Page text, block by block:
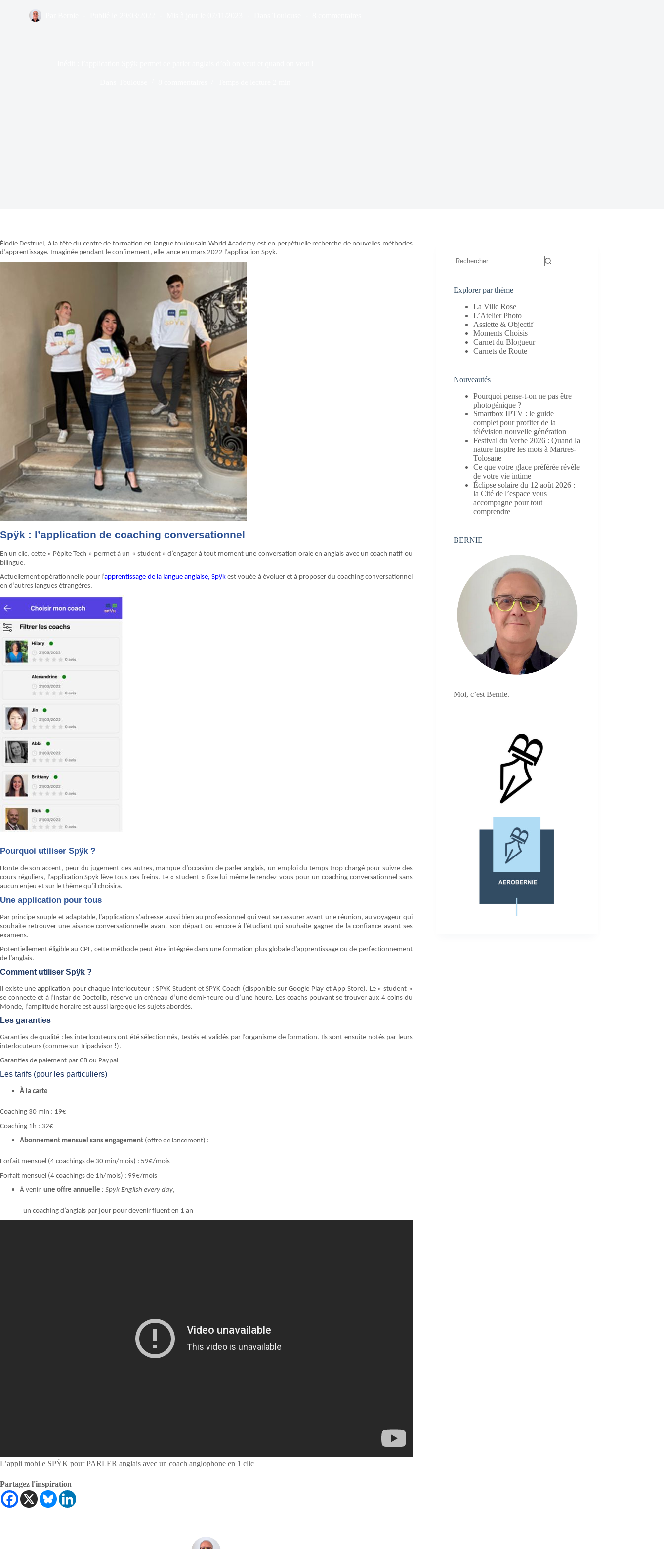
Élodie Destruel, à la tête du centre de formation en langue toulousain World Academy est en perpétuelle recherche de nouvelles méthodes
d’apprentissage. Imaginée pendant le confinement, elle lance en mars 2022 l’application Spÿk.
Spÿk : l’application de coaching conversationnel
En un clic, cette « Pépite Tech » permet à un « student » d’engager à tout moment une conversation orale en anglais avec un coach natif ou
bilingue.
Actuellement opérationnelle pour l’apprentissage de la langue anglaise, Spÿkest vouée à évoluer et à proposer du coaching conversationnel
en d’autres langues étrangères.
Pourquoi utiliser Spÿk ?
Honte de son accent, peur du jugement des autres, manque d’occasion de parler anglais, un emploi du temps trop chargé pour suivre des
cours réguliers, l’application Spÿk lève tous ces freins. Le « student » fixe lui-même le rendez-vous pour un coaching conversationnel sans
aucun enjeu et sur le thème qu’il choisira.
Une application pour tous
Par principe souple et adaptable, l’application s’adresse aussi bien au professionnel qui veut se rassurer avant une réunion, au voyageur qui
souhaite retrouver une aisance conversationnelle avant son départ ou encore à l’étudiant qui souhaite gagner de la confiance avant ses
examens.
Potentiellement éligible au CPF, cette méthode peut être intégrée dans une formation plus globale d’apprentissage ou de perfectionnement
de l’anglais.
Comment utiliser Spÿk ?
Il existe une application pour chaque interlocuteur : SPYK Student et SPYK Coach (disponible sur Google Play et App Store). Le « student »
se connecte et à l’instar de Doctolib, réserve un créneau d’une demi-heure ou d’une heure. Les coachs pouvant se trouver aux 4 coins du
Monde, l’amplitude horaire est aussi large que les sujets abordés.
Les garanties
Garanties de qualité : les interlocuteurs ont été sélectionnés, testés et validés par l’organisme de formation. Ils sont ensuite notés par leurs
interlocuteurs (comme sur Tripadvisor !).
Garanties de paiement par CB ou Paypal
Les tarifs (pour les particuliers)
À la carte
Coaching 30 min : 19€
Coaching 1h : 32€
Abonnement mensuel sans engagement (offre de lancement) :
Forfait mensuel (4 coachings de 30 min/mois) : 59€/mois
Forfait mensuel (4 coachings de 1h/mois) : 99€/mois
À venir, une offre annuelle : Spÿk English every day,
un coaching d’anglais par jour pour devenir fluent en 1 an
L’appli mobile SPŸK pour PARLER anglais avec un coach anglophone en 1 clic
Partagez l'inspiration
Explorer par thème
La Ville Rose
L’Atelier Photo
Assiette & Objectif
Moments Choisis
Carnet du Blogueur
Carnets de Route
Nouveautés
Pourquoi pense-t-on ne pas être
photogénique ?
Smartbox IPTV : le guide
complet pour profiter de la
télévision nouvelle génération
Festival du Verbe 2026 : Quand la
nature inspire les mots à Martres-
Tolosane
Ce que votre glace préférée révèle
de votre vie intime
Éclipse solaire du 12 août 2026 :
la Cité de l’espace vous
accompagne pour tout
comprendre
BERNIE
Moi, c’est Bernie.